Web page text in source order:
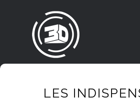
LES